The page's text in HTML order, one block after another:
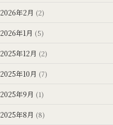
2026年2月 (2)
2026年1月 (5)
2025年12月 (2)
2025年10月 (7)
2025年9月 (1)
2025年8月 (8)